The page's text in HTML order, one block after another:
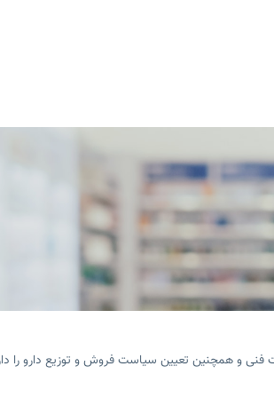
فنی و همچنین تعیین سیاست فروش و توزیع دارو را